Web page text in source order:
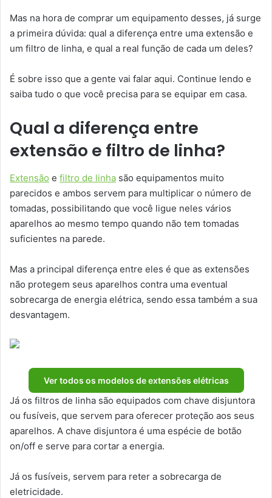
Mas na hora de comprar um equipamento desses, já surge
a primeira dúvida: qual a diferença entre uma extensão e
um filtro de linha, e qual a real função de cada um deles?
É sobre isso que a gente vai falar aqui. Continue lendo e
saiba tudo o que você precisa para se equipar em casa.
Qual a diferença entre
extensão e filtro de linha?
Extensão e filtro de linha são equipamentos muito
parecidos e ambos servem para multiplicar o número de
tomadas, possibilitando que você ligue neles vários
aparelhos ao mesmo tempo quando não tem tomadas
suficientes na parede.
Mas a principal diferença entre eles é que as extensões
não protegem seus aparelhos contra uma eventual
sobrecarga de energia elétrica, sendo essa também a sua
desvantagem.
Ver todos os modelos de extensões elétricas
Já os filtros de linha são equipados com chave disjuntora
ou fusíveis, que servem para oferecer proteção aos seus
aparelhos. A chave disjuntora é uma espécie de botão
on/off e serve para cortar a energia.
Já os fusíveis, servem para reter a sobrecarga de
eletricidade.